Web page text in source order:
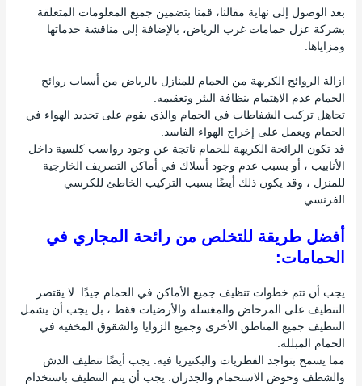
بعد الوصول إلى نهاية مقالنا، قمنا بتضمين جميع المعلومات المتعلقة
بشركة عزل حمامات غرب الرياض، بالإضافة إلى مناقشة خدماتها
ومزاياها.
ازالة الروائح الكريهة من الحمام للمنازل بالرياض من أسباب روائح
الحمام عدم الاهتمام بنظافة البئر وتعقيمه.
تجاهل تركيب الشفاطات في الحمام والذي يقوم على تجديد الهواء في
الحمام ويعمل على إخراج الهواء الفاسد.
قد تكون الرائحة الكريهة للحمام ناتجة عن وجود رواسب كلسية داخل
الأنابيب ، أو بسبب عدم وجود أسلاك في أماكن التصريف الخارجية
للمنزل ، وقد يكون ذلك أيضًا بسبب التركيب الخاطئ للكرسي
الفرنسي.
أفضل طريقة للتخلص من رائحة المجاري في
الحمامات:
يجب أن تتم خطوات تنظيف جميع الأماكن في الحمام جيدًا. لا يقتصر
التنظيف على المرحاض والمغسلة والأرضيات فقط ، بل يجب أن يشمل
التنظيف جميع المناطق الأخرى وجميع الزوايا والشقوق المخفية في
الحمام المبللة.
مما يسمح بتواجد الفطريات والبكتيريا فيه. يجب أيضًا تنظيف الدش
والشطف وحوض الاستحمام والجدران. يجب أن يتم التنظيف باستخدام